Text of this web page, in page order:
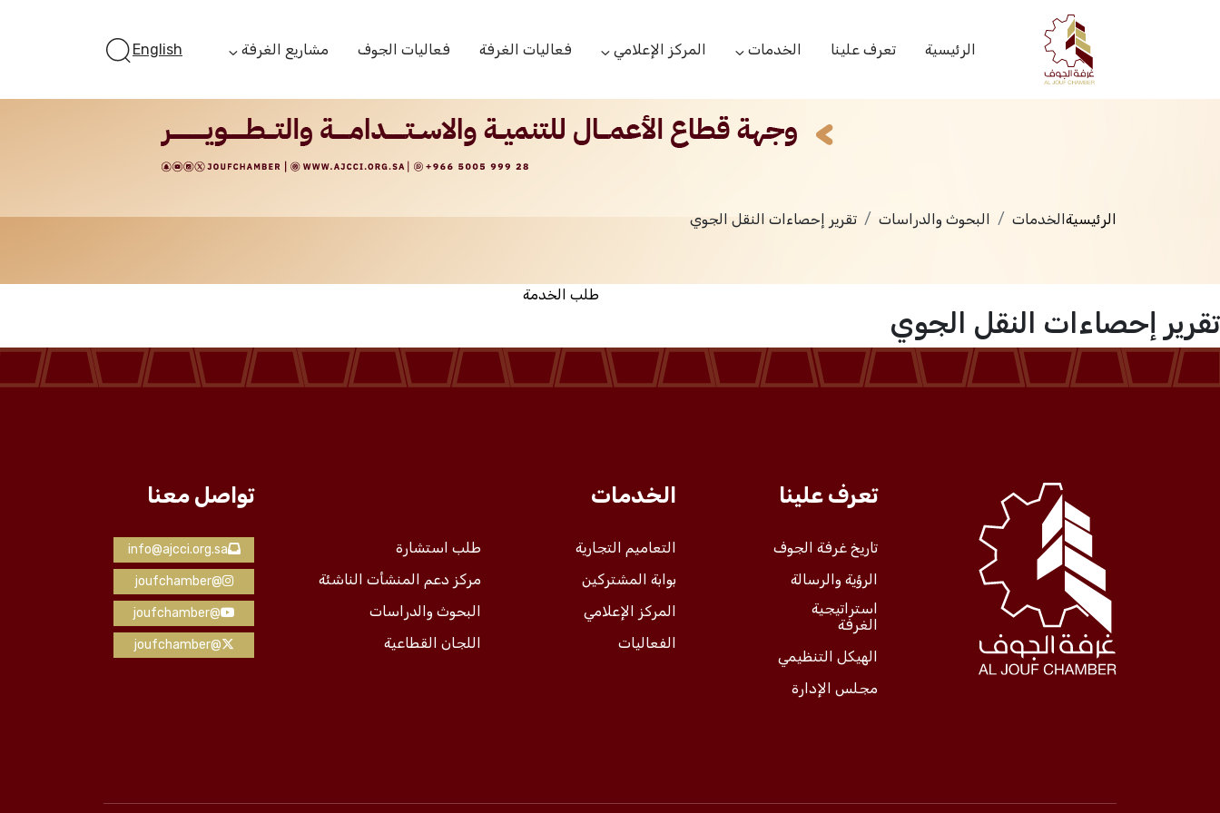
المركز الإعلامي
فعاليات الغرفة
الرئيسية تعرف علينا الخدمات
التعاميم التجارية البحوث والدراسات
بوابة المشتركين
مركز دعم المنشأت الناشئة مكتب الاحتجاج
المركز الإعلامي
الأخبار
الشعار
فعاليات الغرفة فعاليات الجوف مشاريع الغرفة
أستثمر بالجوف
الجوف ستارت أب
English
الخدمات
الرئيسيةالخدمات البحوث والدراسات تقرير إحصاءات النقل الجوي
تقرير إحصاءات النقل الجوي
طلب الخدمة
تعرف علينا
تاريخ غرفة الجوف
الرؤية والرسالة
استراتيجية
الغرفة
الهيكل التنظيمي
مجلس الإدارة
الخدمات
التعاميم التجارية
طلب استشارة
بوابة المشتركين
مركز دعم المنشأت الناشئة
المركز الإعلامي
البحوث والدراسات
الفعاليات
اللجان القطاعية
تواصل معنا
info@ajcci.org.sa
@joufchamber
@joufchamber
@joufchamber